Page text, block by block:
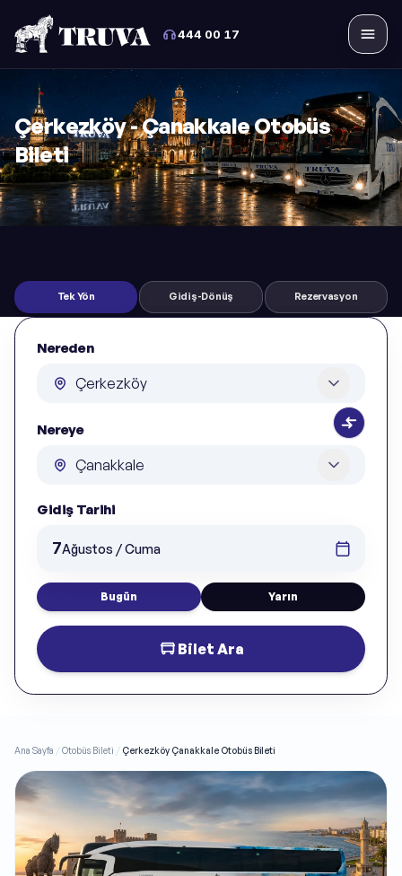
444 00 17
Çerkezköy - Çanakkale Otobüs
Bileti
Tek Yön Gidiş-Dönüş Rezervasyon
Nereden
Nereye
Gidiş Tarihi
7Ağustos / Cuma
Bugün Yarın
Bilet Ara
Ana Sayfa /Otobüs Bileti / Çerkezköy Çanakkale Otobüs Bileti